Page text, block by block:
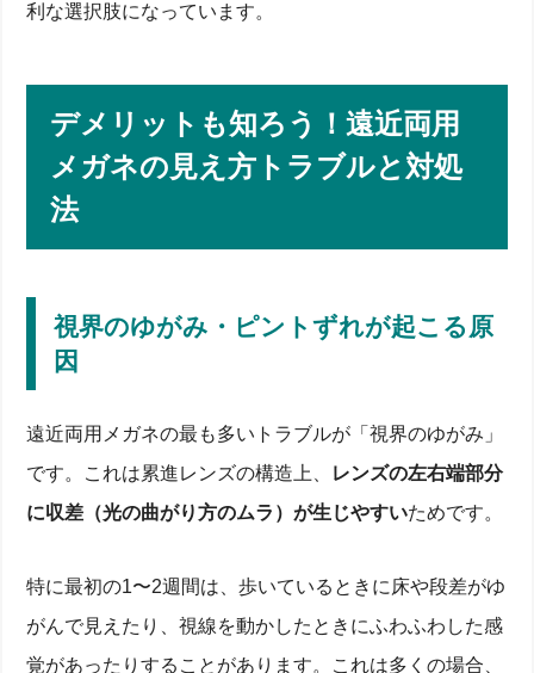
利な選択肢になっています。
デメリットも知ろう！遠近両用
メガネの見え方トラブルと対処
法
視界のゆがみ・ピントずれが起こる原
因
遠近両用メガネの最も多いトラブルが「視界のゆがみ」
です。これは累進レンズの構造上、 レンズの左右端部分
に収差（光の曲がり方のムラ）が生じやすいためです。
特に最初の1〜2週間は、歩いているときに床や段差がゆ
がんで見えたり、視線を動かしたときにふわふわした感
覚があったりすることがあります。これは多くの場合、